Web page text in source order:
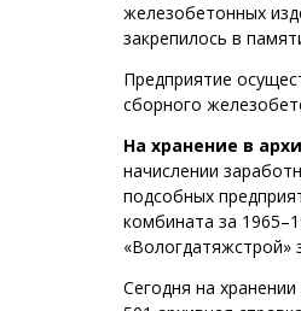
железобетонных
закрепилось в
Предприятие
сборного
На хранение в
начислении
подсобных
комбината за
«Вологдатяжстрой»
Сегодня на